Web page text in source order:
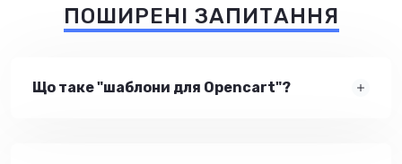
ПОШИРЕНІ ЗАПИТАННЯ
Що таке "шаблони для Opencart"?